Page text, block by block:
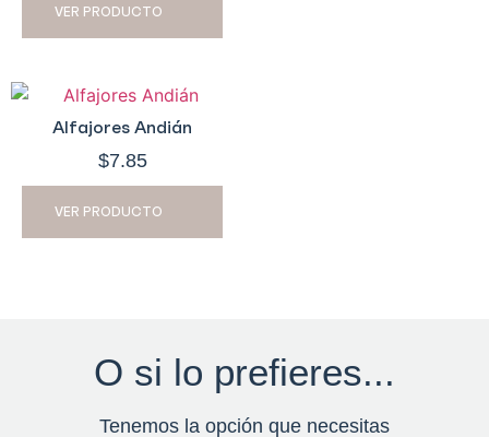
VER PRODUCTO
Alfajores Andián
$7.85
VER PRODUCTO
O si lo prefieres...
Tenemos la opción que necesitas